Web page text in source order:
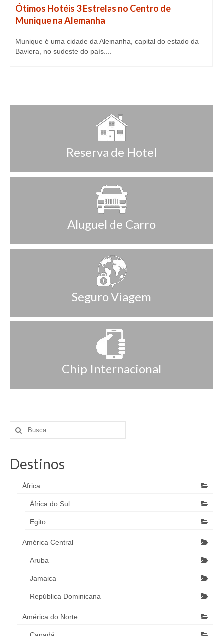
Ótimos Hotéis 3 Estrelas no Centro de
Munique na Alemanha
Munique é uma cidade da Alemanha, capital do estado da
Baviera, no sudeste do país....
Reserva de Hotel
Aluguel de Carro
Seguro Viagem
Chip Internacional
Destinos
África
África do Sul
Egito
América Central
Aruba
Jamaica
República Dominicana
América do Norte